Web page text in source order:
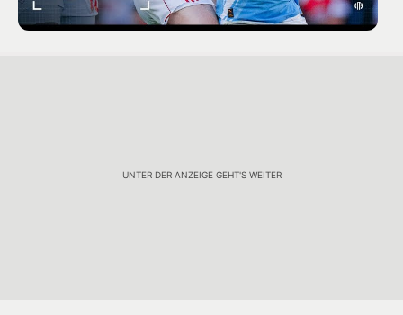
UNTER DER ANZEIGE GEHT'S WEITER